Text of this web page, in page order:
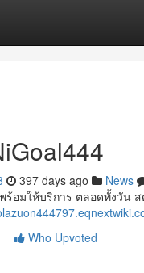
397 days ago News
ร้อมให้บริการ ตลอดทั้งวัน
Who Upvoted